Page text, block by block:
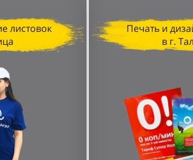
листовок
Печать и
в г.